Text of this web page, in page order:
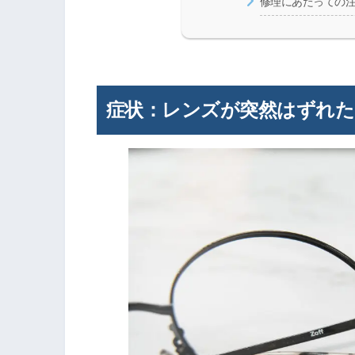
症状：レンズが突然はずれた